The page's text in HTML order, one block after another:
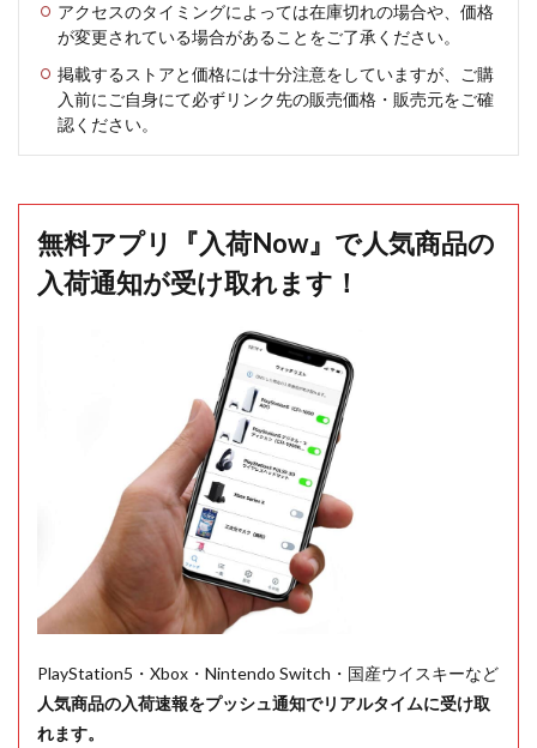
アクセスのタイミングによっては在庫切れの場合や、価格
が変更されている場合があることをご了承ください。
掲載するストアと価格には十分注意をしていますが、ご購
入前にご自身にて必ずリンク先の販売価格・販売元をご確
認ください。
無料アプリ『入荷Now』で人気商品の
入荷通知が受け取れます！
PlayStation5・Xbox・Nintendo Switch・国産ウイスキーなど
人気商品の入荷速報をプッシュ通知でリアルタイムに受け取
れます。